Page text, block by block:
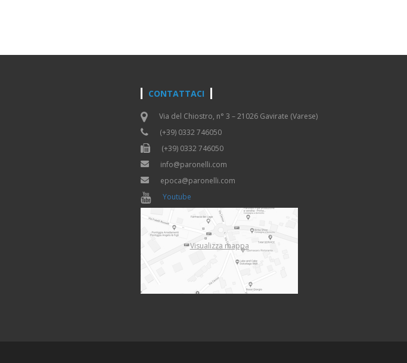
CONTATTACI
Via del Chiostro, n° 3 – 21026 Gavirate (Varese)
(+39) 0332 746050
(+39) 0332 746050
info@paronelli.com
epoca@paronelli.com
Youtube
Visualizza mappa